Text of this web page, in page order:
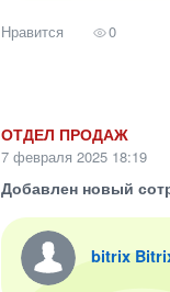
Нравится 0
ОТДЕЛ ПРОДАЖ
7 февраля 2025 18:19
Добавлен новый
bitrix